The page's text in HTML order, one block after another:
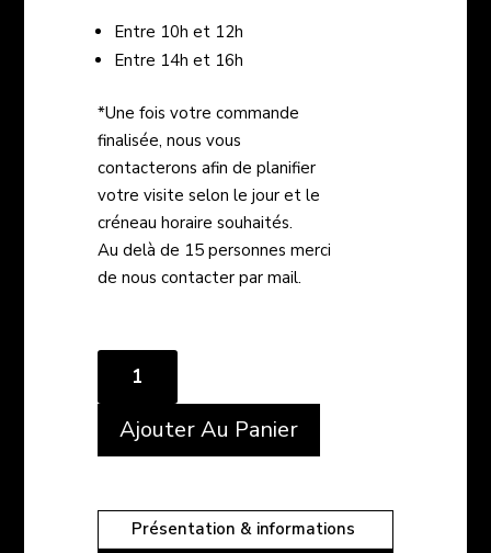
Entre 10h et 12h
Entre 14h et 16h
*Une fois votre commande
finalisée, nous vous
contacterons afin de planifier
votre visite selon le jour et le
créneau horaire souhaités.
Au delà de 15 personnes merci
de nous contacter par mail.
quantité
à
Ajouter Au Panier
Présentation & informations